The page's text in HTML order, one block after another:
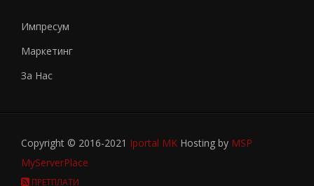
Импресум
Маркетинг
За Нас
Copyright © 2016-2021 Iportal MK Hosting by MSP
MyServerPlace
ПРЕТПЛАТИ